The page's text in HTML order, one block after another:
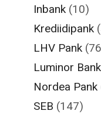
Inbank (10)
Krediidipank
LHV Pank
Luminor
Nordea Pank
SEB (147)